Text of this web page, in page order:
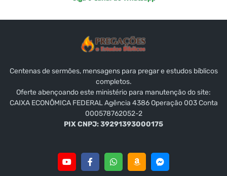
Centenas de sermões, mensagens para pregar e estudos bíblicos
completos.
Oferte abençoando este ministério para manutenção do site:
CAIXA ECONÔMICA FEDERAL Agência 4386 Operação 003 Conta
000578762052-2
PIX CNPJ: 39291393000175